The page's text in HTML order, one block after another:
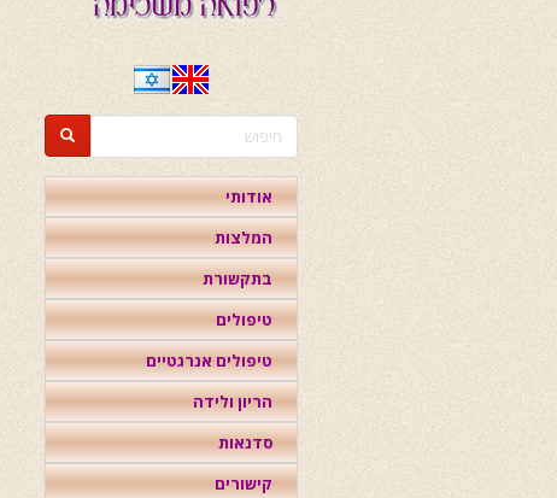
טופס
חיפוש
חיפוש
אודותי
המלצות
בתקשורת
טיפולים
טיפולים אנרגטיים
הריון ולידה
סדנאות
קישורים